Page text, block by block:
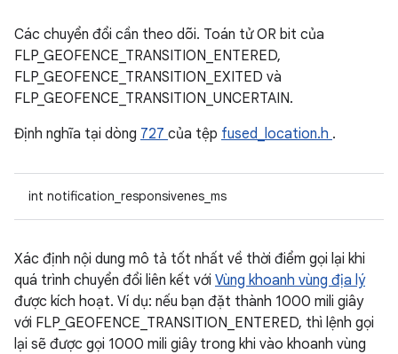
Các chuyển đổi cần theo dõi. Toán tử OR bit của
FLP_GEOFENCE_TRANSITION_ENTERED,
FLP_GEOFENCE_TRANSITION_EXITED và
FLP_GEOFENCE_TRANSITION_UNCERTAIN.
Định nghĩa tại dòng 727 của tệp fused_location.h .
int notification_responsivenes_ms
Xác định nội dung mô tả tốt nhất về thời điểm gọi lại khi
quá trình chuyển đổi liên kết với Vùng khoanh vùng địa lý
được kích hoạt. Ví dụ: nếu bạn đặt thành 1000 mili giây
với FLP_GEOFENCE_TRANSITION_ENTERED, thì lệnh gọi
lại sẽ được gọi 1000 mili giây trong khi vào khoanh vùng